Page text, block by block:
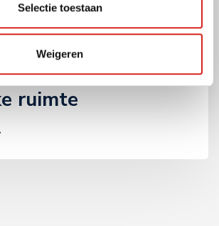
Selectie toestaan
Weigeren
2025 Publieke ruimte
in de
ruimte